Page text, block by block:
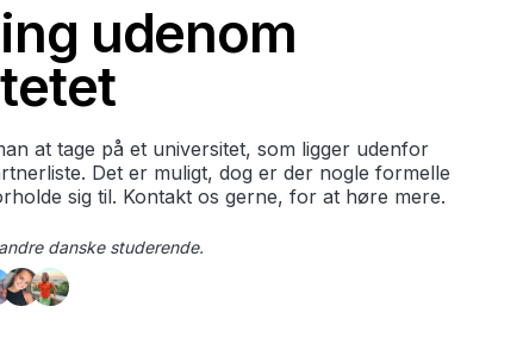
udenom
at tage på et universitet, som ligger udenfor
Det er muligt, dog er der nogle formelle
sig til. Kontakt os gerne, for at høre mere.
danske studerende.